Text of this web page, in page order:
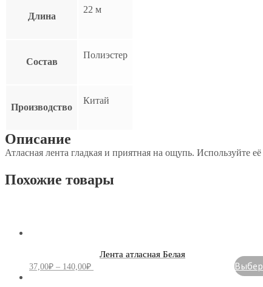
Длина
22 м
Состав
Полиэстер
Производство
Китай
Описание
Атласная лента гладкая и приятная на ощупь. Используйте
Похожие товары
Лента атласная Белая
37,00₽ – 140,00₽